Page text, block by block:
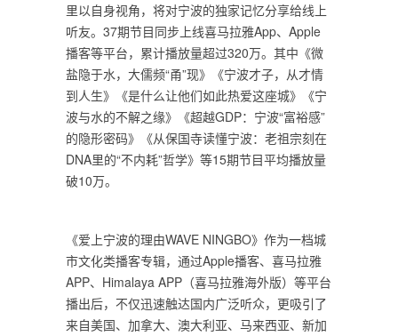
里以自身视角，将对宁波的独家记忆分享给线上
听友。37期节目同步上线喜马拉雅App、Apple
播客等平台，累计播放量超过320万。其中《微
盐隐于水，大儒频“甬”现》《宁波才子，从才情
到人生》《是什么让他们如此热爱这座城》《宁
波与水的不解之缘》《超越GDP：宁波“富裕感”
的隐形密码》《从保国寺读懂宁波：老祖宗刻在
DNA里的“不内耗”哲学》等15期节目平均播放量
破10万。
《爱上宁波的理由WAVE NINGBO》作为一档城
市文化类播客专辑，通过Apple播客、喜马拉雅
APP、Himalaya APP（喜马拉雅海外版）等平台
播出后，不仅迅速触达国内广泛听众，更吸引了
来自美国、加拿大、澳大利亚、马来西亚、新加